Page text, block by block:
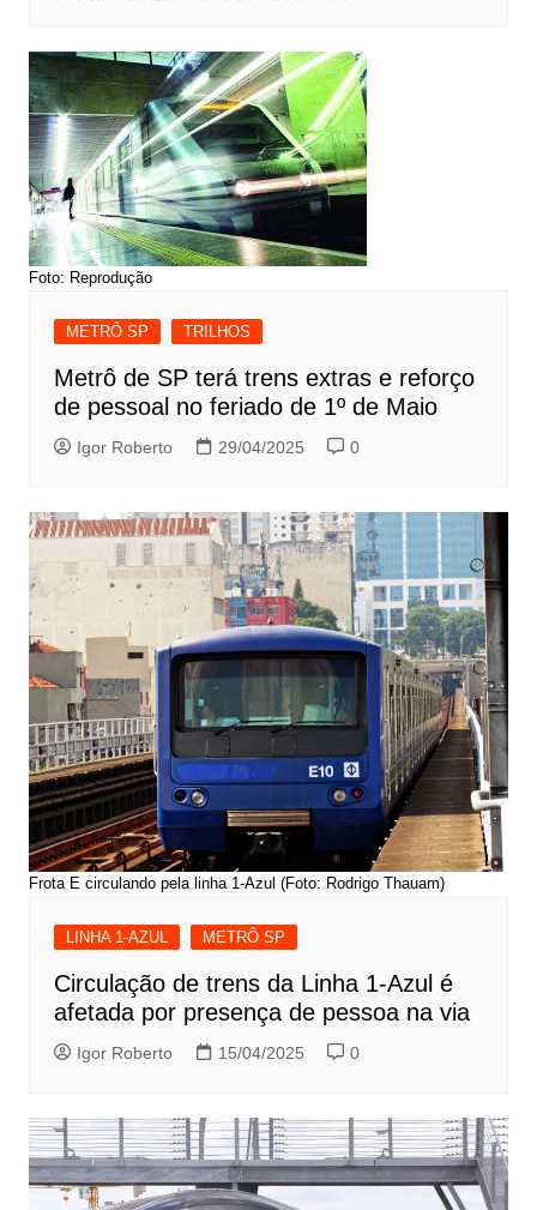
Foto: Reprodução
METRÔ SP TRILHOS
Metrô de SP terá trens extras e reforço
de pessoal no feriado de 1º de Maio
Igor Roberto 29/04/2025 0
Frota E circulando pela linha 1-Azul (Foto: Rodrigo Thauam)
LINHA 1-AZUL METRÔ SP
Circulação de trens da Linha 1-Azul é
afetada por presença de pessoa na via
Igor Roberto 15/04/2025 0